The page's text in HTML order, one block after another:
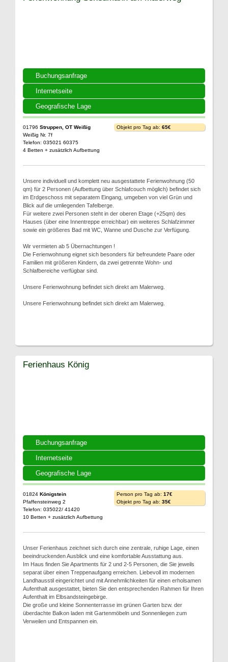
Buchungsanfrage
Internetseite
Geografische Lage
01796 Struppen, OT Weißig
Weißig Nr. 7f
Telefon: 035021 60375
4 Betten + zusätzlich Aufbettung
Objekt pro Tag ab: 65€
Unsere individuell und komplett neu ausgestattete Ferienwohnung (50
qm) für 2 Personen (Aufbettung über Schlafcouch möglich) befindet sich
im Erdgeschoss mit separatem Eingang, umgeben von viel Grün und
Blick auf die umliegenden Tafelberge.
Für weitere zwei Personen steht in der oberen Etage (+25qm) des
Hauses (über eine Innentreppe erreichbar) ein weiteres Schlafzimmer
sowie ein größeres Bad mit WC, Wanne und Dusche zur Verfügung.
Wir vermieten ab 5 Übernachtungen !
Die Ferienwohnung eignet sich besonders für befreundete Paare oder
Familien mit größeren Kindern, da zwei getrennte Wohn- und
Schlafbereiche verfügbar sind.
Unsere Ferienwohnung befindet sich direkt am Malerweg.
Unsere Ferienwohnung befindet sich direkt am Malerweg.
Buchungsanfrage
Internetseite
Geografische Lage
Ferienhaus König
01824 Königstein
Pfaffensteinweg 2
Telefon: 035022/ 41420
10 Betten + zusätzlich Aufbettung
Person pro Tag ab: 17€
Objekt pro Tag ab: 35€
Unser Ferienhaus zeichnet sich durch eine zentrale, ruhige Lage, einen
beeindruckenden Ausblick und eine komfortable Ausstattung aus.
Im Haus finden Sie Apartments für 2 und 2-5 Personen, die Sie jeweils
separat über einen Treppenaufgang erreichen. Liebevoll im modernen
Landhausstil eingerichtet und mit Annehmlichkeiten für einen erholsamen
Aufenthalt ausgestattet, bieten Sie den entsprechenden Rahmen für Ihren
Aufenthalt im Elbsandsteingebirge.
Die große und kleine Sonnenterrasse im grünen Garten bzw. der
überdachte Balkon laden mit Gartenmöbeln und Sonnenliegen zum
Verweilen und Entspannen ein.